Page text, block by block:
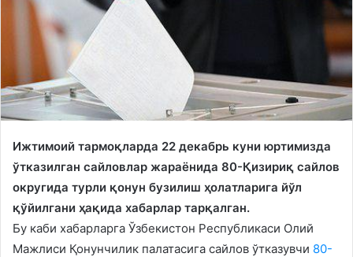
Ижтимоий тармоқларда 22 декабрь куни юртимизда
ўтказилган сайловлар жараёнида 80-Қизириқ сайлов
округида турли қонун бузилиш ҳолатларига йўл
қўйилгани ҳақида хабарлар тарқалган.
Бу каби хабарларга Ўзбекистон Республикаси Олий
Мажлиси Қонунчилик палатасига сайлов ўтказувчи 80-